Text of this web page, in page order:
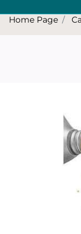
Home Page